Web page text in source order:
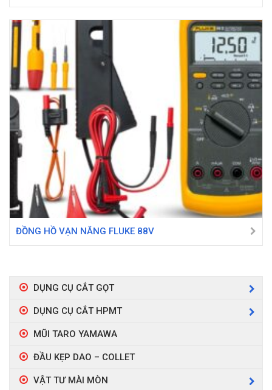
ĐỒNG HỒ VẠN NĂNG FLUKE 88V
DỤNG CỤ CẮT GỌT
DỤNG CỤ CẮT HPMT
MŨI TARO YAMAWA
ĐẦU KẸP DAO – COLLET
VẬT TƯ MÀI MÒN